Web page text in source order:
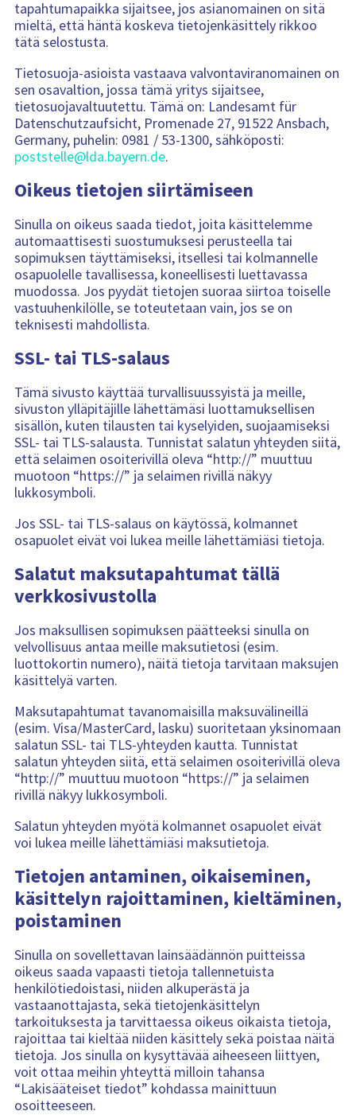
tapahtumapaikka sijaitsee, jos asianomainen on sitä
mieltä, että häntä koskeva tietojenkäsittely rikkoo
tätä selostusta.
Tietosuoja-asioista vastaava valvontaviranomainen on
sen osavaltion, jossa tämä yritys sijaitsee,
tietosuojavaltuutettu. Tämä on: Landesamt für
Datenschutzaufsicht, Promenade 27, 91522 Ansbach,
Germany, puhelin: 0981 / 53-1300, sähköposti:
poststelle@lda.bayern.de.
Oikeus tietojen siirtämiseen
Sinulla on oikeus saada tiedot, joita käsittelemme
automaattisesti suostumuksesi perusteella tai
sopimuksen täyttämiseksi, itsellesi tai kolmannelle
osapuolelle tavallisessa, koneellisesti luettavassa
muodossa. Jos pyydät tietojen suoraa siirtoa toiselle
vastuuhenkilölle, se toteutetaan vain, jos se on
teknisesti mahdollista.
SSL- tai TLS-salaus
Tämä sivusto käyttää turvallisuussyistä ja meille,
sivuston ylläpitäjille lähettämäsi luottamuksellisen
sisällön, kuten tilausten tai kyselyiden, suojaamiseksi
SSL- tai TLS-salausta. Tunnistat salatun yhteyden siitä,
että selaimen osoiterivillä oleva “http://” muuttuu
muotoon “https://” ja selaimen rivillä näkyy
lukkosymboli.
Jos SSL- tai TLS-salaus on käytössä, kolmannet
osapuolet eivät voi lukea meille lähettämiäsi tietoja.
Salatut maksutapahtumat tällä
verkkosivustolla
Jos maksullisen sopimuksen päätteeksi sinulla on
velvollisuus antaa meille maksutietosi (esim.
luottokortin numero), näitä tietoja tarvitaan maksujen
käsittelyä varten.
Maksutapahtumat tavanomaisilla maksuvälineillä
(esim. Visa/MasterCard, lasku) suoritetaan yksinomaan
salatun SSL- tai TLS-yhteyden kautta. Tunnistat
salatun yhteyden siitä, että selaimen osoiterivillä oleva
“http://” muuttuu muotoon “https://” ja selaimen
rivillä näkyy lukkosymboli.
Salatun yhteyden myötä kolmannet osapuolet eivät
voi lukea meille lähettämiäsi maksutietoja.
Tietojen antaminen, oikaiseminen,
käsittelyn rajoittaminen, kieltäminen,
poistaminen
Sinulla on sovellettavan lainsäädännön puitteissa
oikeus saada vapaasti tietoja tallennetuista
henkilötiedoistasi, niiden alkuperästä ja
vastaanottajasta, sekä tietojenkäsittelyn
tarkoituksesta ja tarvittaessa oikeus oikaista tietoja,
rajoittaa tai kieltää niiden käsittely sekä poistaa näitä
tietoja. Jos sinulla on kysyttävää aiheeseen liittyen,
voit ottaa meihin yhteyttä milloin tahansa
“Lakisääteiset tiedot” kohdassa mainittuun
osoitteeseen.